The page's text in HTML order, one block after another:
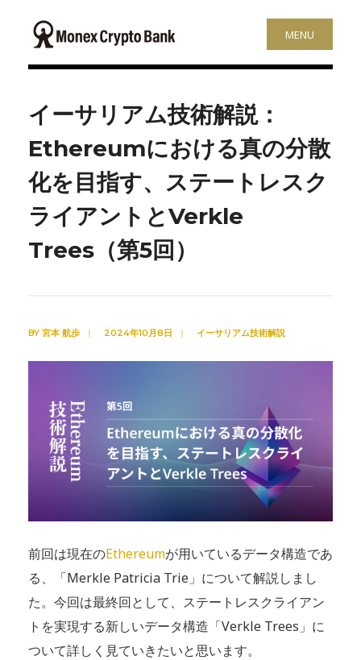
MENU
イーサリアム技術解説：
Ethereumにおける真の分散
化を目指す、ステートレスク
ライアントとVerkle
Trees（第5回）
BY 宮本 航歩 | 2024年10月8日 | イーサリアム技術解説
前回は現在のEthereumが用いているデータ構造であ
る、「Merkle Patricia Trie」について解説しまし
た。今回は最終回として、ステートレスクライアン
トを実現する新しいデータ構造「Verkle Trees」に
ついて詳しく見ていきたいと思います。